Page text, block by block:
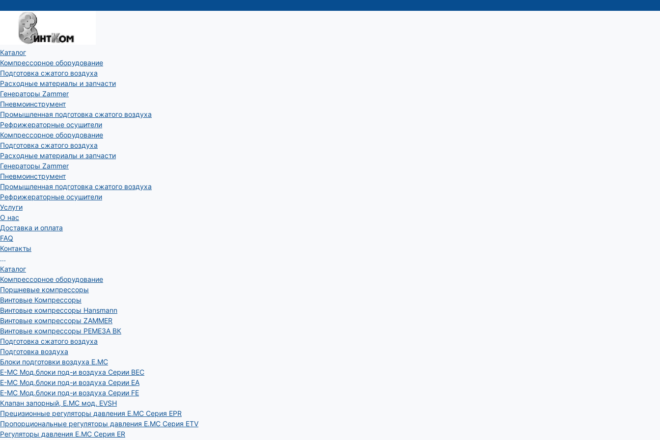
Каталог
Компрессорное оборудование
Подготовка сжатого воздуха
Расходные материалы и запчасти
Генераторы Zammer
Пневмоинструмент
Промышленная подготовка сжатого воздуха
Рефрижераторные осушители
Компрессорное оборудование
Подготовка сжатого воздуха
Расходные материалы и запчасти
Генераторы Zammer
Пневмоинструмент
Промышленная подготовка сжатого воздуха
Рефрижераторные осушители
Услуги
О нас
Доставка и оплата
FAQ
Контакты
...
Каталог
Компрессорное оборудование
Поршневые компрессоры
Винтовые Компрессоры
Винтовые компрессоры Hansmann
Винтовые компрессоры ZAMMER
Винтовые компрессоры РЕМЕЗА ВК
Подготовка сжатого воздуха
Подготовка воздуха
Блоки подготовки воздуха E.MC
E-MC Мод.блоки под-и воздуха Серии BEC
E-MC Мод.блоки под-и воздуха Серии EA
E-MC Мод.блоки под-и воздуха Серии FE
Клапан запорный, E.MC мод. EVSH
Прецизионные регуляторы давления E.MC Серия EPR
Пропорциональные регуляторы давления E.MC Серия ETV
Регуляторы давления E.MC Серия ER